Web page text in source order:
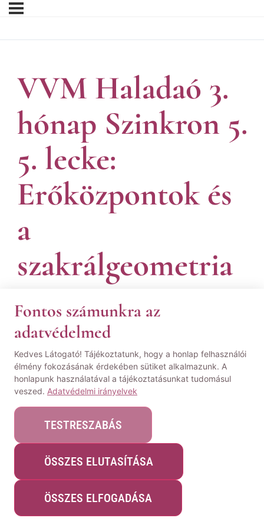
VVM Haladaó 3.
hónap Szinkron 5.
5. lecke:
Erőközpontok és
a
szakrálgeometria
Hozzászólások küldése
Fontos számunkra az
adatvédelmed
Kedves Látogató! Tájékoztatunk, hogy a honlap felhasználói
élmény fokozásának érdekében sütiket alkalmazunk. A
honlapunk használatával a tájékoztatásunkat tudomásul
veszed. Adatvédelmi irányelvek
TESTRESZABÁS
ÖSSZES ELUTASÍTÁSA
ÖSSZES ELFOGADÁSA